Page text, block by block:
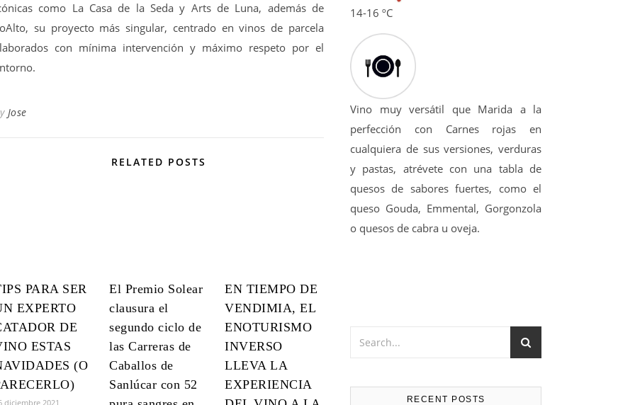
como La Casa de la Seda y Arts de Luna, además de
su proyecto más singular, centrado en vinos de parcela
con mínima intervención y máximo respeto por el
Jose
RELATED POSTS
PARA SER
EXPERTO
DE
ESTAS
(O
diciembre 2021
El Premio Solear
clausura el
segundo ciclo de
las Carreras de
Caballos de
Sanlúcar con 52
EN TIEMPO DE
VENDIMIA, EL
ENOTURISMO
INVERSO
LLEVA LA
EXPERIENCIA
14-16 ºC
Vino muy versátil que Marida a la
perfección con Carnes rojas en
cualquiera de sus versiones, verduras
y pastas, atrévete con una tabla de
quesos de sabores fuertes, como el
queso Gouda, Emmental, Gorgonzola
o quesos de cabra u oveja.
RECENT POSTS